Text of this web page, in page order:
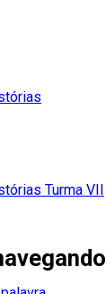
Turma VII